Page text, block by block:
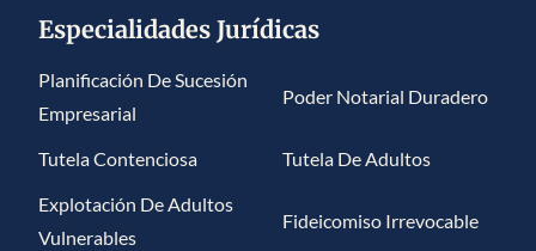
Especialidades Jurídicas
Planificación De Sucesión
Empresarial
Poder Notarial Duradero
Tutela Contenciosa
Tutela De Adultos
Explotación De Adultos
Vulnerables
Fideicomiso Irrevocable